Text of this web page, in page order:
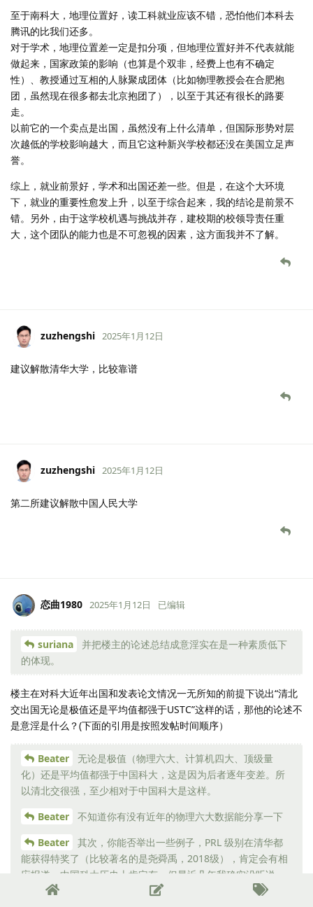
至于南科大，地理位置好，读工科就业应该不错，恐怕他们本科去
腾讯的比我们还多。
对于学术，地理位置差一定是扣分项，但地理位置好并不代表就能
做起来，国家政策的影响（也算是个双非，经费上也有不确定
性）、教授通过互相的人脉聚成团体（比如物理教授会在合肥抱
团，虽然现在很多都去北京抱团了），以至于其还有很长的路要
走。
以前它的一个卖点是出国，虽然没有上什么清单，但国际形势对层
次越低的学校影响越大，而且它这种新兴学校都还没在美国立足声
誉。
综上，就业前景好，学术和出国还差一些。但是，在这个大环境
下，就业的重要性愈发上升，以至于综合起来，我的结论是前景不
错。另外，由于这学校机遇与挑战并存，建校期的校领导责任重
大，这个团队的能力也是不可忽视的因素，这方面我并不了解。
zuzhengshi 2025年1月12日
建议解散清华大学，比较靠谱
zuzhengshi 2025年1月12日
第二所建议解散中国人民大学
恋曲1980 2025年1月12日 已编辑
suriana
并把楼主的论述总结成意淫实在是一种素质低下
的体现。
楼主在对科大近年出国和发表论文情况一无所知的前提下说出“清北
交出国无论是极值还是平均值都强于USTC”这样的话，那他的论述不
是意淫是什么？(下面的引用是按照发帖时间顺序）
Beater
无论是极值（物理六大、计算机四大、顶级量
化）还是平均值都强于中国科大，这是因为后者逐年变差。所
以清北交很强，至少相对于中国科大是这样。
Beater
不知道你有没有近年的物理六大数据能分享一下
Beater
其次，你能否举出一些例子，PRL 级别在清华都
能获得特奖了（比较著名的是尧舜禹，2018级），肯定会有相
应报道。中国科大历史上肯定有，但最近几年我确实没听说
过，更不至于说“每年都有”了。